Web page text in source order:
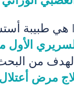
الأول
من البحث
مرض أعتلال